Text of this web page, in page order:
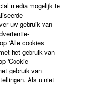
media mogelijk te
uw gebruik van
,
'Alle cookies
het gebruik van
'Cookie-
gebruik van
Als u niet